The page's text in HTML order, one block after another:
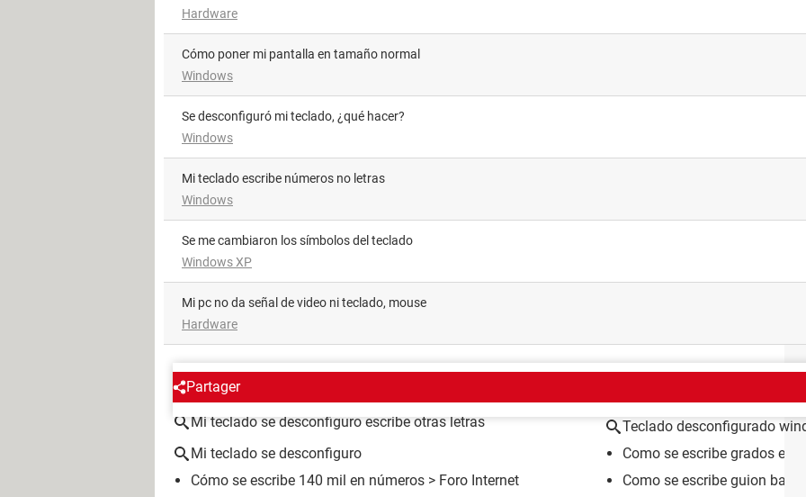
Hardware
Cómo poner mi pantalla en tamaño normal
Windows
Se desconfiguró mi teclado, ¿qué hacer?
Windows
Mi teclado escribe números no letras
Windows
Se me cambiaron los símbolos del teclado
Windows XP
mi pc no da señal de video ni teclado, mouse
Hardware
Partager
ALREDEDOR DEL MISMO TEMA
Mi teclado se desconfiguro escribe otras letras
Teclado desconfigurado
Mi teclado se desconfiguro
Como se escribe grados en
Cómo se escribe 140 mil en números > Foro Internet Como se escribe guion bajo